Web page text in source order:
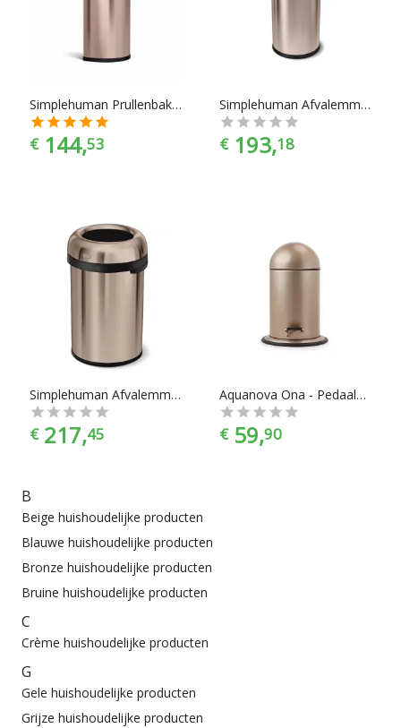
prijscategorieën, voor ieder is er wel wat wils. En met ook
nog eens de juiste merkselectie vind je makkelijk jouw
favoriete merk.
Simplehuman Prullenbak Semi Round - Sensor - Rvs - Incl. Liner Pocket - 45 Liter - Rose Gold
€ 144,53
Simplehuman Afvalemmer Bullet Open Top Can - Brede Opening - 60 liter - Rose Gold
€ 193,18
Simplehuman Afvalemmer Bullet Open Top Can - 115 liter - Rose Gold
€ 217,45
Aquanova Ona - Pedaalemmer - 3 liter - Honing
€ 59,90
B
Beige huishoudelijke producten
Blauwe huishoudelijke producten
Bronze huishoudelijke producten
Bruine huishoudelijke producten
C
Crème huishoudelijke producten
G
Gele huishoudelijke producten
Grijze huishoudelijke producten